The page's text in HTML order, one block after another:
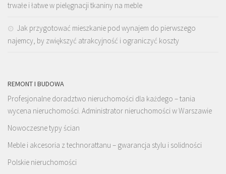
trwałe i łatwe w pielęgnacji tkaniny na meble
Jak przygotować mieszkanie pod wynajem do pierwszego
najemcy, by zwiększyć atrakcyjność i ograniczyć koszty
REMONT I BUDOWA
Profesjonalne doradztwo nieruchomości dla każdego – tania
wycena nieruchomości. Administrator nieruchomości w Warszawie
Nowoczesne typy ścian
Meble i akcesoria z technorattanu – gwarancja stylu i solidności
Polskie nieruchomości